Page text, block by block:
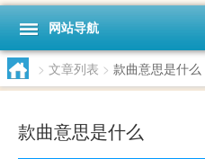
网站导航
> 文章列表 > 款曲意思是什么
款曲意思是什么